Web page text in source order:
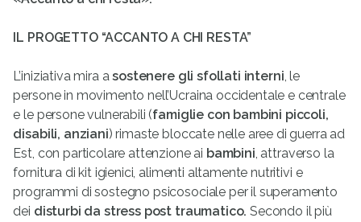
IL PROGETTO “ACCANTO A CHI RESTA”
L’iniziativa mira asostenere gli sfollati interni, le
persone in movimento nell’Ucraina occidentale e centrale
e le persone vulnerabili (famiglie con bambini piccoli,
disabili, anziani) rimaste bloccate nelle aree di guerra ad
Est, con particolare attenzione ai bambini, attraverso la
fornitura di kit igienici, alimenti altamente nutritivi e
programmi di sostegno psicosociale per il superamento
dei disturbi da stress post traumatico.Secondo il più